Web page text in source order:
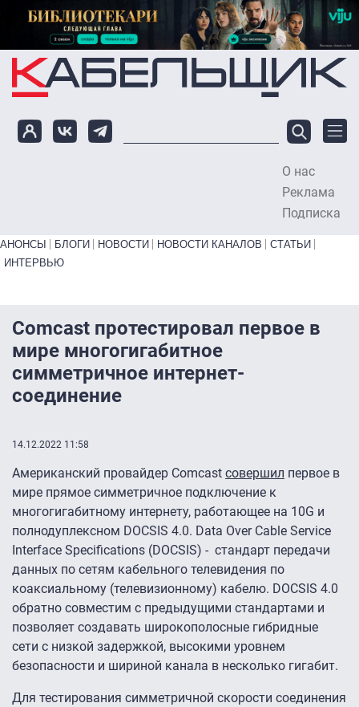
Перейти к основному содержанию
О нас
Реклама
Подписка
Primary links bottom
АНОНСЫ БЛОГИ НОВОСТИ НОВОСТИ КАНАЛОВ
СТАТЬИ
ИНТЕРВЬЮ
Comcast протестировал первое в
мире многогигабитное
симметричное интернет-
соединение
14.12.2022 11:58
Американский провайдер Comcast совершил первое в
мире прямое симметричное подключение к
многогигабитному интернету, работающее на 10G и
полнодуплексном DOCSIS 4.0. Data Over Cable Service
Interface Specifications (DOCSIS) - стандарт передачи
данных по сетям кабельного телевидения по
коаксиальному (телевизионному) кабелю. DOCSIS 4.0
обратно совместим с предыдущими стандартами и
позволяет создавать широкополосные гибридные
сети с низкой задержкой, высокими уровнем
безопасности и шириной канала в несколько гигабит.
Для тестирования симметричной скорости соединения